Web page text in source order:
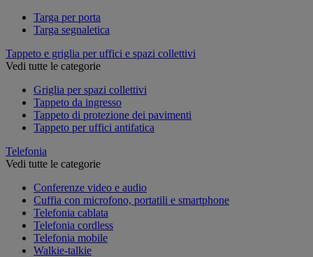
Targa per porta
Targa segnaletica
Tappeto e griglia per uffici e spazi collettivi
Vedi tutte le categorie
Griglia per spazi collettivi
Tappeto da ingresso
Tappeto di protezione dei pavimenti
Tappeto per uffici antifatica
Telefonia
Vedi tutte le categorie
Conferenze video e audio
Cuffia con microfono, portatili e smartphone
Telefonia cablata
Telefonia cordless
Telefonia mobile
Walkie-talkie